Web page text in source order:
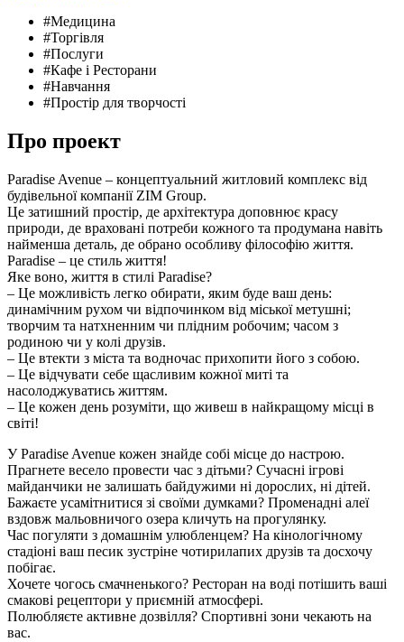
#Медицина
#Торгівля
#Послуги
#Кафе і Ресторани
#Навчання
#Простір для творчості
Про проект
Paradise Avenue – концептуальний житловий комплекс від
будівельної компанії ZIM Group.
Це затишний простір, де архітектура доповнює красу
природи, де враховані потреби кожного та продумана навіть
найменша деталь, де обрано особливу філософію життя.
Paradise – це стиль життя!
Яке воно, життя в стилі Paradise?
– Це можливість легко обирати, яким буде ваш день:
динамічним рухом чи відпочинком від міської метушні;
творчим та натхненним чи плідним робочим; часом з
родиною чи у колі друзів.
– Це втекти з міста та водночас прихопити його з собою.
– Це відчувати себе щасливим кожної миті та
насолоджуватись життям.
– Це кожен день розуміти, що живеш в найкращому місці в
світі!
У Paradise Avenue кожен знайде собі місце до настрою.
Прагнете весело провести час з дітьми? Сучасні ігрові
майданчики не залишать байдужими ні дорослих, ні дітей.
Бажаєте усамітнитися зі своїми думками? Променадні алеї
вздовж мальовничого озера кличуть на прогулянку.
Час погуляти з домашнім улюбленцем? На кінологічному
стадіоні ваш песик зустріне чотирилапих друзів та досхочу
побігає.
Хочете чогось смачненького? Ресторан на воді потішить ваші
смакові рецептори у приємній атмосфері.
Полюбляєте активне дозвілля? Спортивні зони чекають на
вас.